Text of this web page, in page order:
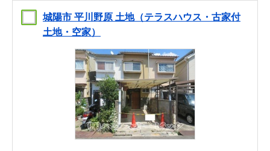
城陽市 平川野原 土地（テラスハウス・古家付
土地・空家）